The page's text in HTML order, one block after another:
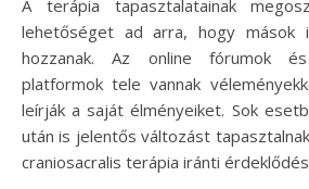
A terápia tapasztalatainak
lehetőséget ad arra, hogy mások
hozzanak. Az online fórumok
platformok tele vannak
leírják a saját élményeiket. Sok
után is jelentős változást
craniosacralis terápia iránti